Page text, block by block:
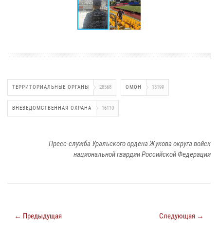
ТЕРРИТОРИАЛЬНЫЕ ОРГАНЫ 28568 ОМОН 13199
ВНЕВЕДОМСТВЕННАЯ ОХРАНА 16110
Пресс-служба Уральского ордена Жукова округа войск
национальной гвардии Российской Федерации
← Предыдущая Следующая →